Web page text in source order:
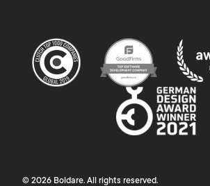
© 2026 Boldare. All rights reserved.